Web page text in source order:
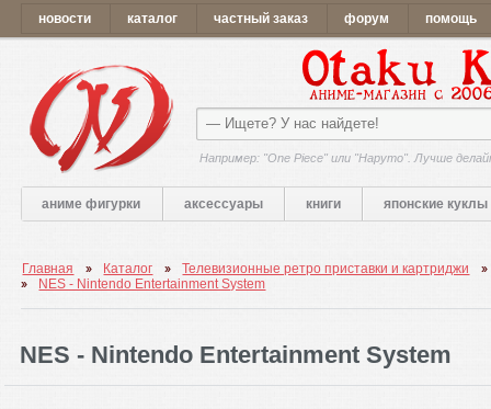
новости каталог частный заказ форум помощь
Например: "One Piece" или "Наруто". Лучше
аниме фигурки аксессуары книги японские куклы
Главная Каталог
Телевизионные ретро приставки и картриджи
NES - Nintendo Entertainment System
NES - Nintendo Entertainment System